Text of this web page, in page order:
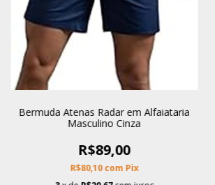
Bermuda Atenas Radar em Alfaiataria
Masculino Cinza
R$89,00
R$80,10com Pix